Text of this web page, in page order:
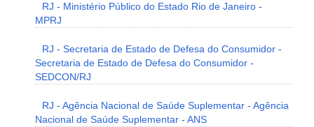
RJ - Ministério Público do Estado Rio de Janeiro -
MPRJ
RJ - Secretaria de Estado de Defesa do Consumidor -
Secretaria de Estado de Defesa do Consumidor -
SEDCON/RJ
RJ - Agência Nacional de Saúde Suplementar - Agência
Nacional de Saúde Suplementar - ANS